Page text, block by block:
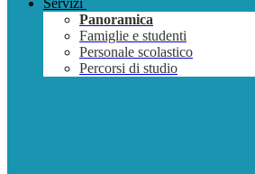
Servizi
Panoramica
Famiglie e studenti
Personale scolastico
Percorsi di studio